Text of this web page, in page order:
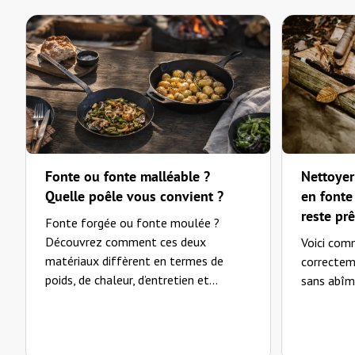
Günstige Alternative f. Hasag
"Brauchte ein neues Glas mit Anzündloch für meine Hasag-Mewa. Da dies z. Zt.
—Friedrich C.(4/5)
Sehr zufrieden
"Schnelle Lieferung guter Preis"
Ersatzteil Petromax
"Super schnelle Lieferung und Glas ist absolut top! Gerne immer wieder."
Bernd L.(5/5)
Alles super
Fonte ou fonte malléable ?
Quelle poêle vous convient ?
Fonte forgée ou fonte moulée ?
Découvrez comment ces deux
matériaux diffèrent en termes de
poids, de chaleur, d’entretien et...
en fonte
reste
Voici
sans